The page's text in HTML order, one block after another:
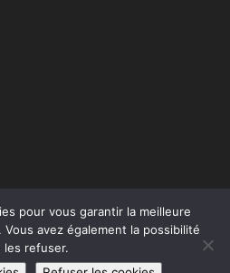
Dingé,Bretagne Romantique
pour vous garantir la meilleure
avez également la possibilité
les refuser.